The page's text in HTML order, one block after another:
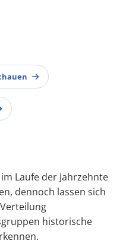
Laufe der Jahrzehnte
dennoch lassen sich
historische